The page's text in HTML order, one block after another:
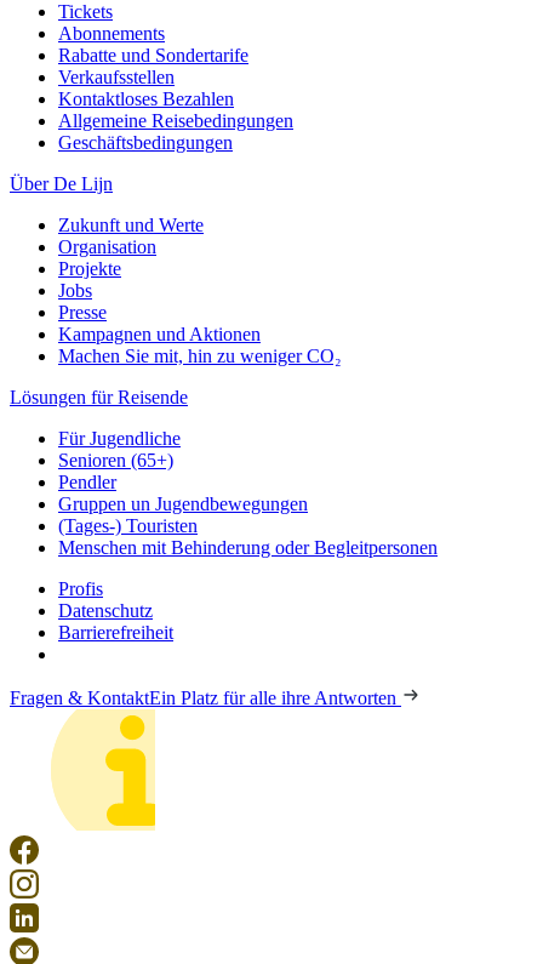
Tickets
Abonnements
Rabatte und Sondertarife
Verkaufsstellen
Kontaktloses Bezahlen
Allgemeine Reisebedingungen
Geschäftsbedingungen
Über De Lijn
Zukunft und Werte
Organisation
Projekte
Jobs
Presse
Kampagnen und Aktionen
Machen Sie mit, hin zu weniger CO₂
Lösungen für Reisende
Für Jugendliche
Senioren (65+)
Pendler
Gruppen un Jugendbewegungen
(Tages-) Touristen
Menschen mit Behinderung oder Begleitpersonen
Profis
Datenschutz
Barrierefreiheit
Fragen & KontaktEin Platz für alle ihre Antworten